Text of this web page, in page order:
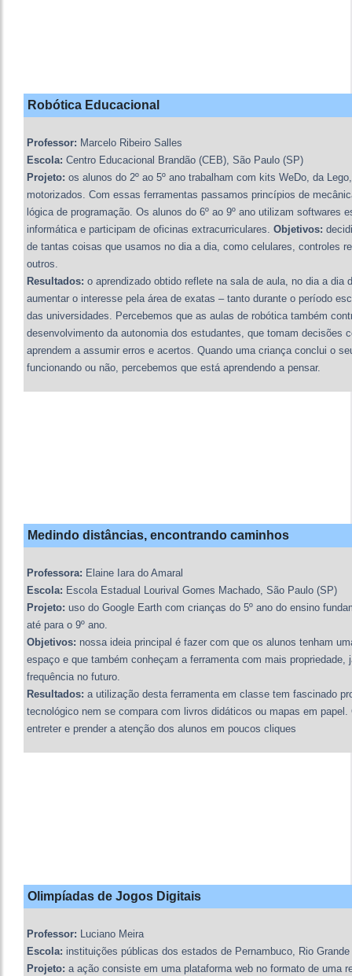
Robótica Educacional
Professor: Marcelo Ribeiro Salles
Escola: Centro Educacional Brandão (CEB), São Paulo (SP)
Projeto: os alunos do 2º ao 5º ano trabalham com kits WeDo, da
motorizados. Com essas ferramentas passamos princípios de
lógica de programação. Os alunos do 6º ao 9º ano utilizam softwares
informática e participam de oficinas extracurriculares. Objetivos:
de tantas coisas que usamos no dia a dia, como celulares, controles
outros.
Resultados: o aprendizado obtido reflete na sala de aula, no dia a dia
aumentar o interesse pela área de exatas – tanto durante o período
das universidades. Percebemos que as aulas de robótica também
desenvolvimento da autonomia dos estudantes, que tomam decisões
aprendem a assumir erros e acertos. Quando uma criança conclui o
funcionando ou não, percebemos que está aprendendo a pensar.
Medindo distâncias, encontrando caminhos
Professora: Elaine Iara do Amaral
Escola: Escola Estadual Lourival Gomes Machado, São Paulo (SP)
Projeto: uso do Google Earth com crianças do 5º ano do ensino
até para o 9º ano.
Objetivos: nossa ideia principal é fazer com que os alunos tenham
espaço e que também conheçam a ferramenta com mais propriedade,
frequência no futuro.
Resultados: a utilização desta ferramenta em classe tem fascinado
tecnológico nem se compara com livros didáticos ou mapas em
entreter e prender a atenção dos alunos em poucos cliques
Olimpíadas de Jogos Digitais
Professor: Luciano Meira
Escola: instituições públicas dos estados de Pernambuco, Rio
Projeto: a ação consiste em uma plataforma web no formato de uma